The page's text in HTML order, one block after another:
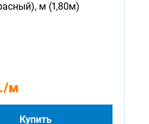
м (1,80м)
/м
Купить